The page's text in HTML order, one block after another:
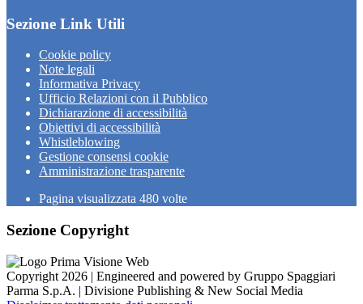
Sezione Link Utili
Cookie policy
Note legali
Informativa Privacy
Ufficio Relazioni con il Pubblico
Dichiarazione di accessibilità
Obiettivi di accessibilità
Whistleblowing
Gestione consensi cookie
Amministrazione trasparente
Pagina visualizzata 480 volte
Sezione Copyright
Copyright 2026 | Engineered and powered by Gruppo Spaggiari
Parma S.p.A. | Divisione Publishing & New Social Media